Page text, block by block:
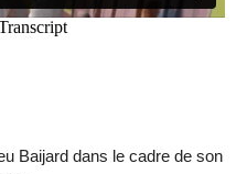
Baijard dans le cadre de son